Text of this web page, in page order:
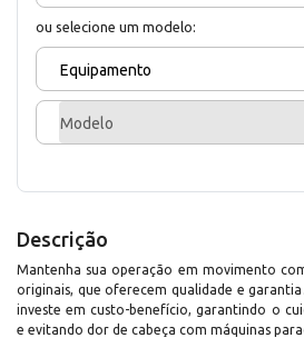
ou selecione um modelo:
Equipamento
Modelo
Descrição
Mantenha sua operação em movimento
originais, que oferecem qualidade e
investe em custo-benefício, garantindo o
e evitando dor de cabeça com máquinas